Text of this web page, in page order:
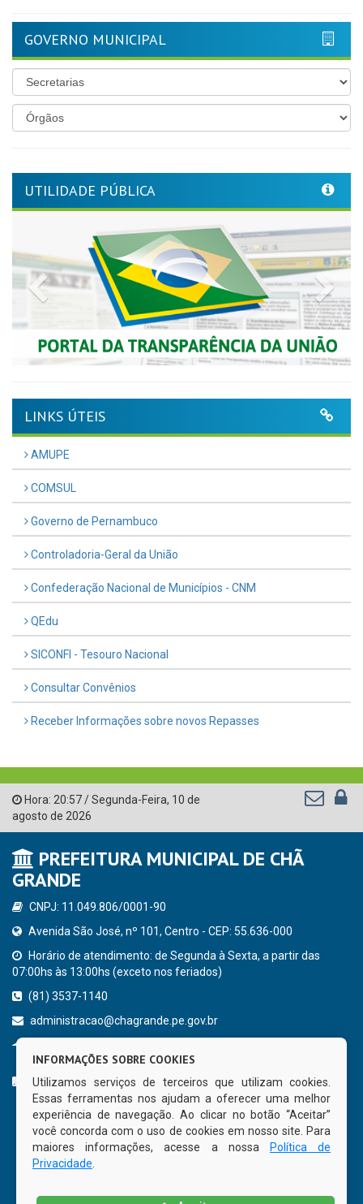
GOVERNO MUNICIPAL
UTILIDADE PÚBLICA
Previous
LINKS ÚTEIS
AMUPE
COMSUL
Governo de Pernambuco
Controladoria-Geral da União
Confederação Nacional de Municípios - CNM
QEdu
SICONFI - Tesouro Nacional
Consultar Convênios
Receber Informações sobre novos Repasses
Hora: 20:57/Segunda-Feira, 10 de
agosto de 2026
PREFEITURA MUNICIPAL DE CHÃ
GRANDE
CNPJ: 11.049.806/0001-90
Avenida São José, nº 101, Centro - CEP: 55.636-000
Horário de atendimento: de Segunda à Sexta, a partir das
07:00hs às 13:00hs (exceto nos feriados)
(81) 3537-1140
administracao@chagrande.pe.gov.br
CURTA NOSSA FAN PAGE
INFORMAÇÕES SOBRE COOKIES
Utilizamos serviços de terceiros que utilizam cookies.
Essas ferramentas nos ajudam a oferecer uma melhor
experiência de navegação. Ao clicar no botão “Aceitar”
você concorda com o uso de cookies em nosso site. Para
maiores informações, acesse a nossa
Política de
Privacidade